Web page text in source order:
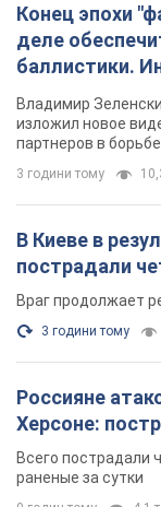
Конец эпохи
деле
баллистики.
Владимир
изложил новое
партнеров в
3 години тому
В Киеве в
пострадали
Враг продолжает
3 години тому
Россияне
Херсоне:
Всего пострадали
раненые за сутки